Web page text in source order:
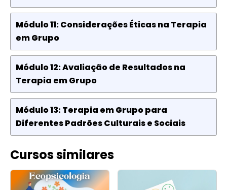
Módulo 11: Considerações Éticas na Terapia
em Grupo
Módulo 12: Avaliação de Resultados na
Terapia em Grupo
Módulo 13: Terapia em Grupo para
Diferentes Padrões Culturais e Sociais
Cursos similares